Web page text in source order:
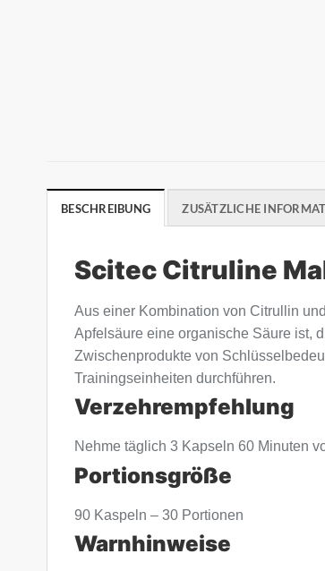
BESCHREIBUNG ZUSÄTZLICHE
Scitec Citruline
Aus einer Kombination von Citrullin
Apfelsäure eine organische Säure ist,
Zwischenprodukte von
Trainingseinheiten durchführen.
Verzehrempfehlung
Nehme täglich 3 Kapseln 60 Minuten
Portionsgröße
90 Kaspeln – 30 Portionen
Warnhinweise